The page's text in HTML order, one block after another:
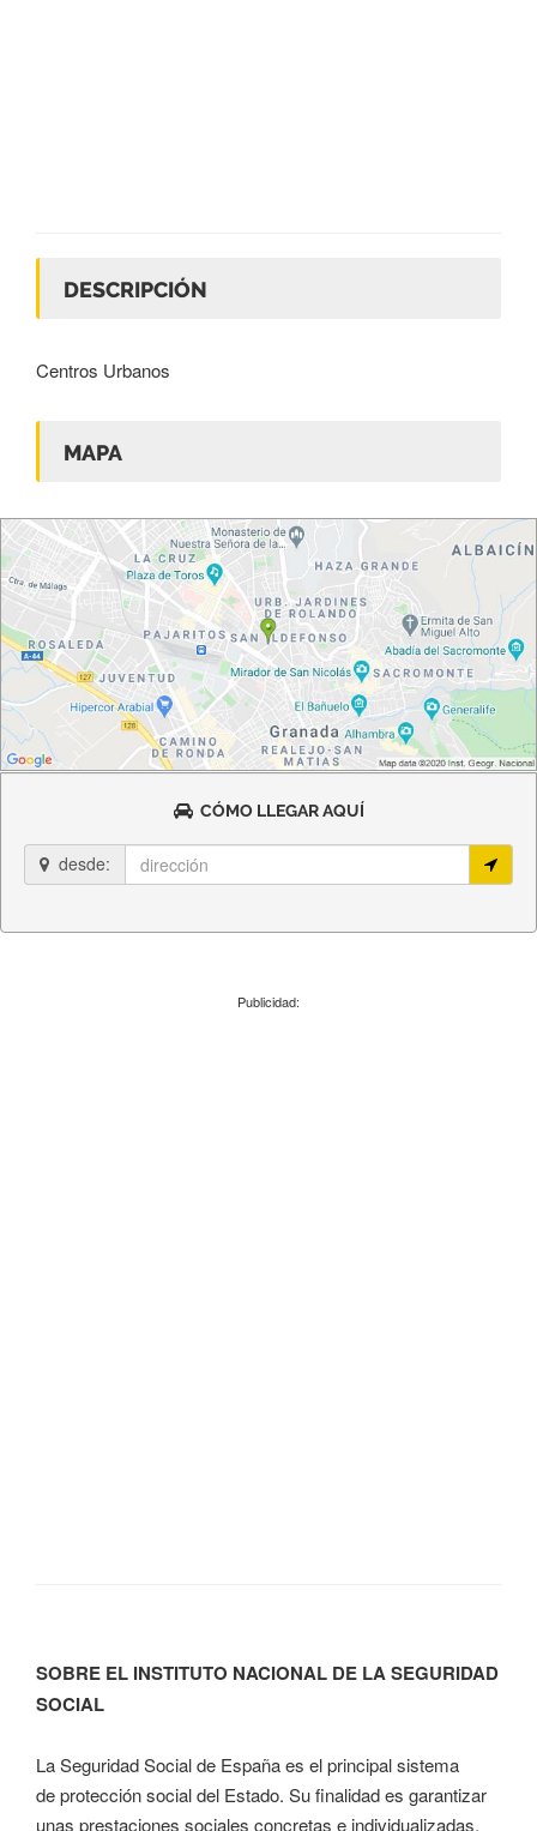
DESCRIPCIÓN
Centros Urbanos
MAPA
CÓMO LLEGAR AQUÍ
desde:
Publicidad:
SOBRE EL INSTITUTO NACIONAL DE LA SEGURIDAD
SOCIAL
La Seguridad Social de España es el principal sistema
de protección social del Estado. Su finalidad es garantizar
unas prestaciones sociales concretas e individualizadas,